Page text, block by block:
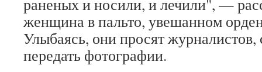
раненых и носили, и лечили", —
женщина в пальто, увешанном
Улыбаясь, они просят
передать фотографии.